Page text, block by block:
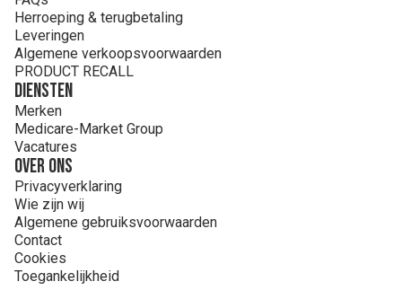
Contact: www.physiomer.be
Herroeping & terugbetaling
Leveringen
Algemene verkoopsvoorwaarden
PRODUCT RECALL
Diensten
Merken
Medicare-Market Group
Vacatures
Over ons
Privacyverklaring
Wie zijn wij
Algemene gebruiksvoorwaarden
Contact
Cookies
Toegankelijkheid